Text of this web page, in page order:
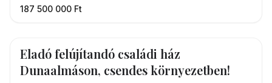
187 500 000 Ft
Eladó felújítandó családi ház
Dunaalmáson, csendes környezetben!